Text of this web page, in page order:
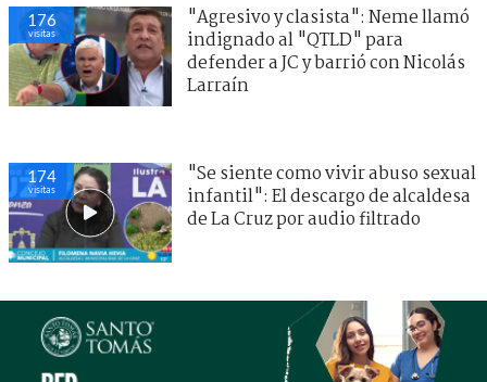
176
visitas
"Agresivo y clasista": Neme llamó
indignado al "QTLD" para
defender a JC y barrió con Nicolás
Larraín
174
visitas
"Se siente como vivir abuso sexual
infantil": El descargo de alcaldesa
de La Cruz por audio filtrado